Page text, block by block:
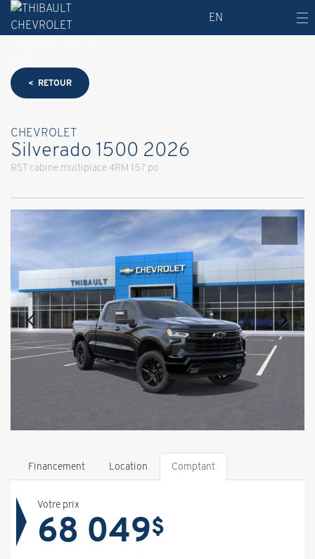
EN
< RETOUR
CHEVROLET
Silverado 1500 2026
RST cabine multiplace 4RM 157 po
Financement Location Comptant
Votre prix
68 049$